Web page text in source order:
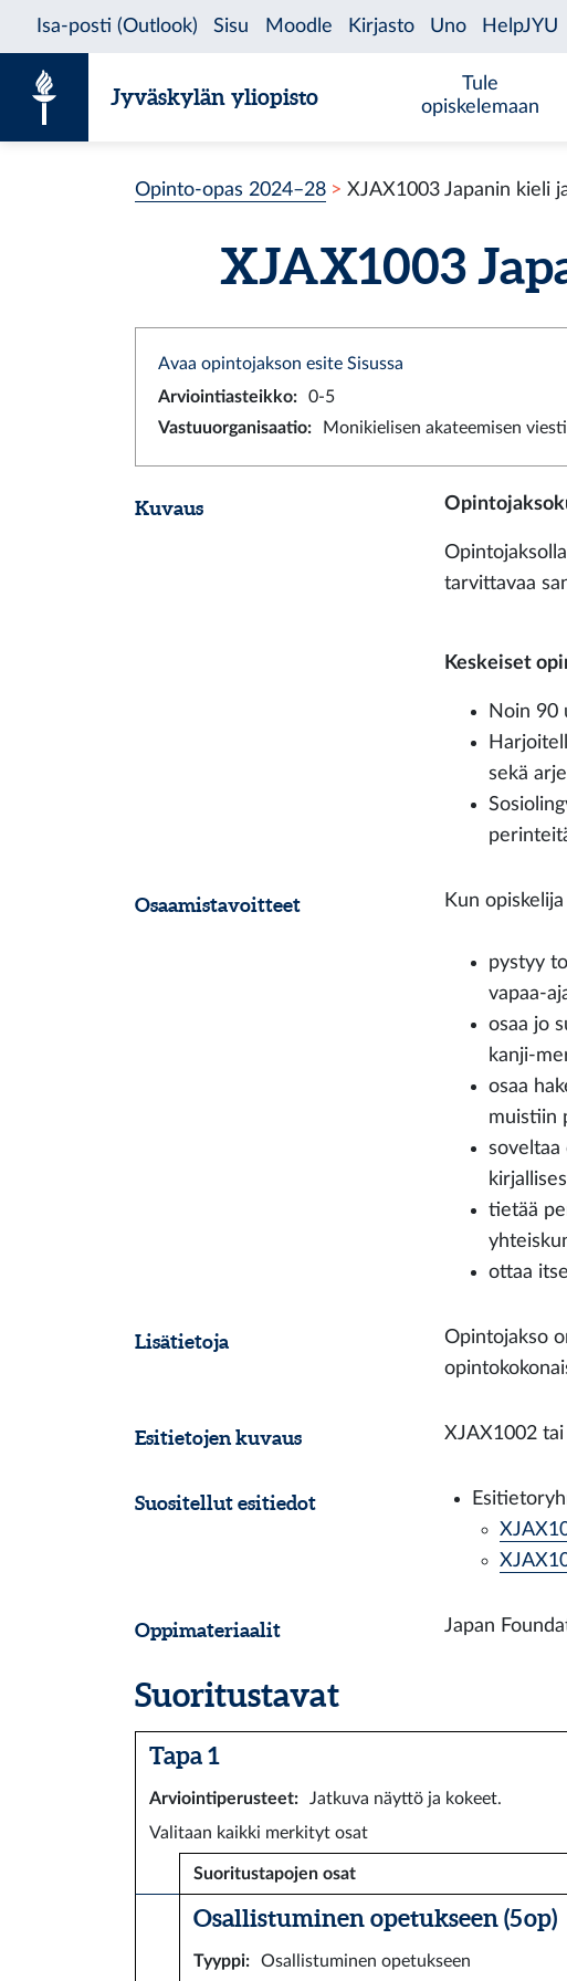
Jyväskylän yliopisto
Tule
opiskelemaan
Opinto-opas 2024–28 XJAX1003 Japanin kieli
XJAX1003
Avaa opintojakson esite Sisussa
Arviointiasteikko: 0-5
Vastuuorganisaatio: Monikielisen akateemisen
Kuvaus
tarvittavaa
Keskeiset
Noin 90
sekä
Osaamistavoitteet Kun
pystyy
vapaa-
osaa jo
kanji-
osaa
muistiin
soveltaa
tietää
ottaa
Lisätietoja
Opintojakso
Esitietojen kuvaus XJAX1002
Suositellut esitiedot
Oppimateriaalit Japan
Suoritustavat
Tapa 1
Arviointiperusteet:
Jatkuva näyttö ja kokeet.
Valitaan kaikki merkityt osat
Suoritustapojen osat
Osallistuminen opetukseen (5 op)
Tyyppi: Osallistuminen opetukseen